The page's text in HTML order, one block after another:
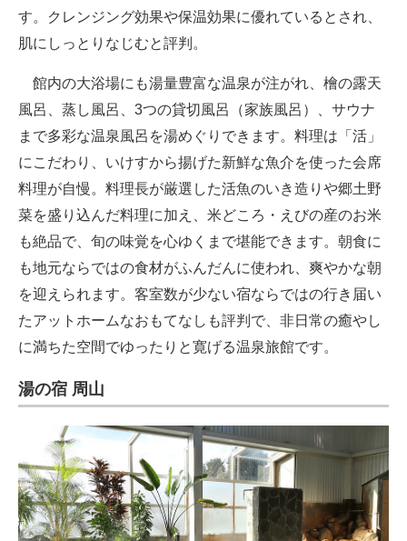
す。クレンジング効果や保温効果に優れているとされ、
肌にしっとりなじむと評判。
館内の大浴場にも湯量豊富な温泉が注がれ、檜の露天
風呂、蒸し風呂、3つの貸切風呂（家族風呂）、サウナ
まで多彩な温泉風呂を湯めぐりできます。料理は「活」
にこだわり、いけすから揚げた新鮮な魚介を使った会席
料理が自慢。料理長が厳選した活魚のいき造りや郷土野
菜を盛り込んだ料理に加え、米どころ・えびの産のお米
も絶品で、旬の味覚を心ゆくまで堪能できます。朝食に
も地元ならではの食材がふんだんに使われ、爽やかな朝
を迎えられます。客室数が少ない宿ならではの行き届い
たアットホームなおもてなしも評判で、非日常の癒やし
に満ちた空間でゆったりと寛げる温泉旅館です。
湯の宿 周山